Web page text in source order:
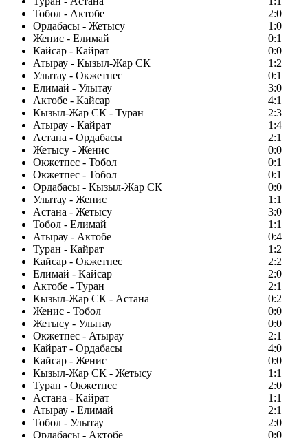
Тобол - Актобе
2:0
Ордабасы - Жетысу
1:0
Женис - Елимай
0:1
Кайсар - Кайрат
0:0
Атырау - Кызыл-Жар СК
1:2
Улытау - Окжетпес
0:1
Елимай - Улытау
3:0
Актобе - Кайсар
4:1
Кызыл-Жар СК - Туран
2:3
Атырау - Кайрат
1:4
Астана - Ордабасы
2:1
Жетысу - Женис
0:0
Окжетпес - Тобол
0:1
Окжетпес - Тобол
0:1
Ордабасы - Кызыл-Жар СК
0:0
Улытау - Женис
1:1
Астана - Жетысу
3:0
Тобол - Елимай
1:1
Атырау - Актобе
0:4
Туран - Кайрат
1:2
Кайсар - Окжетпес
2:2
Елимай - Кайсар
2:0
Актобе - Туран
2:1
Кызыл-Жар СК - Астана
0:2
Женис - Тобол
0:0
Жетысу - Улытау
0:0
Окжетпес - Атырау
2:1
Кайрат - Ордабасы
4:0
Кайсар - Женис
0:0
Кызыл-Жар СК - Жетысу
1:1
Туран - Окжетпес
2:0
Астана - Кайрат
1:1
Атырау - Елимай
2:1
Тобол - Улытау
2:0
Ордабасы - Актобе
0:0